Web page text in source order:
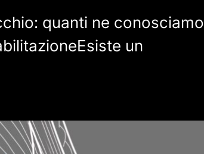
quanti ne conosciamo
un